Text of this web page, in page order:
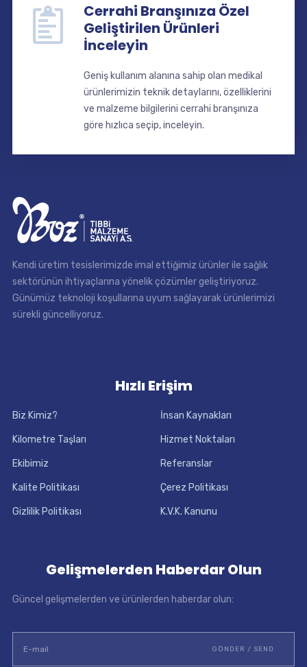
Cerrahi Branşınıza Özel
Geliştirilen Ürünleri
İnceleyin
Geniş kullanım alanına sahip olan medikal
ürünlerimizin teknik detaylarını, özelliklerini
ve malzeme bilgilerini cerrahi branşınıza
göre hızlıca seçip, inceleyin.
Kendi üretim tesislerimizde imal ettiğimiz ürünler ile sağlık
sektörünün ihtiyaçlarına yönelik çözümler geliştiriyoruz.
Günümüz teknoloji koşullarına uyum sağlayarak ürünlerimizi
sürekli güncelliyoruz.
Hızlı Erişim
Biz Kimiz? İnsan Kaynakları
Kilometre Taşları Hizmet Noktaları
Ekibimiz Referanslar
Kalite Politikası Çerez Politikası
Gizlilik Politikası K.V.K. Kanunu
Gelişmelerden Haberdar Olun
Güncel gelişmelerden ve ürünlerden haberdar olun: